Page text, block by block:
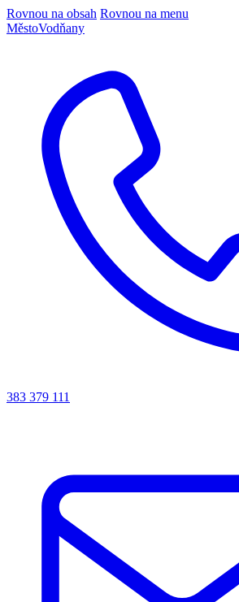
Rovnou na obsah Rovnou na menu
MěstoVodňany
383 379 111